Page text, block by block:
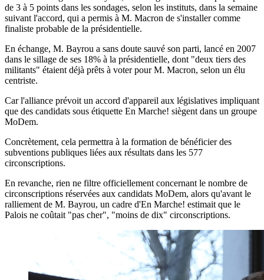
de 3 à 5 points dans les sondages, selon les instituts, dans la semaine
suivant l'accord, qui a permis à M. Macron de s'installer comme
finaliste probable de la présidentielle.
En échange, M. Bayrou a sans doute sauvé son parti, lancé en 2007
dans le sillage de ses 18% à la présidentielle, dont "deux tiers des
militants" étaient déjà prêts à voter pour M. Macron, selon un élu
centriste.
Car l'alliance prévoit un accord d'appareil aux législatives impliquant
que des candidats sous étiquette En Marche! siègent dans un groupe
MoDem.
Concrètement, cela permettra à la formation de bénéficier des
subventions publiques liées aux résultats dans les 577
circonscriptions.
En revanche, rien ne filtre officiellement concernant le nombre de
circonscriptions réservées aux candidats MoDem, alors qu'avant le
ralliement de M. Bayrou, un cadre d'En Marche! estimait que le
Palois ne coûtait "pas cher", "moins de dix" circonscriptions.